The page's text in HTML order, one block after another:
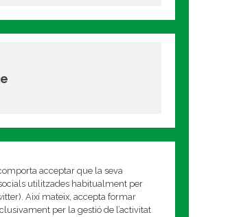
acceptar que la seva
utilitzades habitualment per
Així mateix, accepta formar
per la gestió de l’activitat